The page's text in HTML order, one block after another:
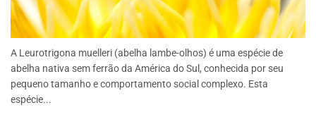
A Leurotrigona muelleri (abelha lambe-olhos) é uma espécie de
abelha nativa sem ferrão da América do Sul, conhecida por seu
pequeno tamanho e comportamento social complexo. Esta
espécie...